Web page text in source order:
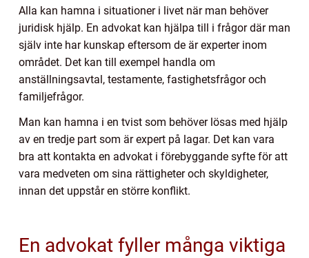
Alla kan hamna i situationer i livet när man behöver
juridisk hjälp. En advokat kan hjälpa till i frågor där man
själv inte har kunskap eftersom de är experter inom
området. Det kan till exempel handla om
anställningsavtal, testamente, fastighetsfrågor och
familjefrågor.
Man kan hamna i en tvist som behöver lösas med hjälp
av en tredje part som är expert på lagar. Det kan vara
bra att kontakta en advokat i förebyggande syfte för att
vara medveten om sina rättigheter och skyldigheter,
innan det uppstår en större konflikt.
En advokat fyller många viktiga